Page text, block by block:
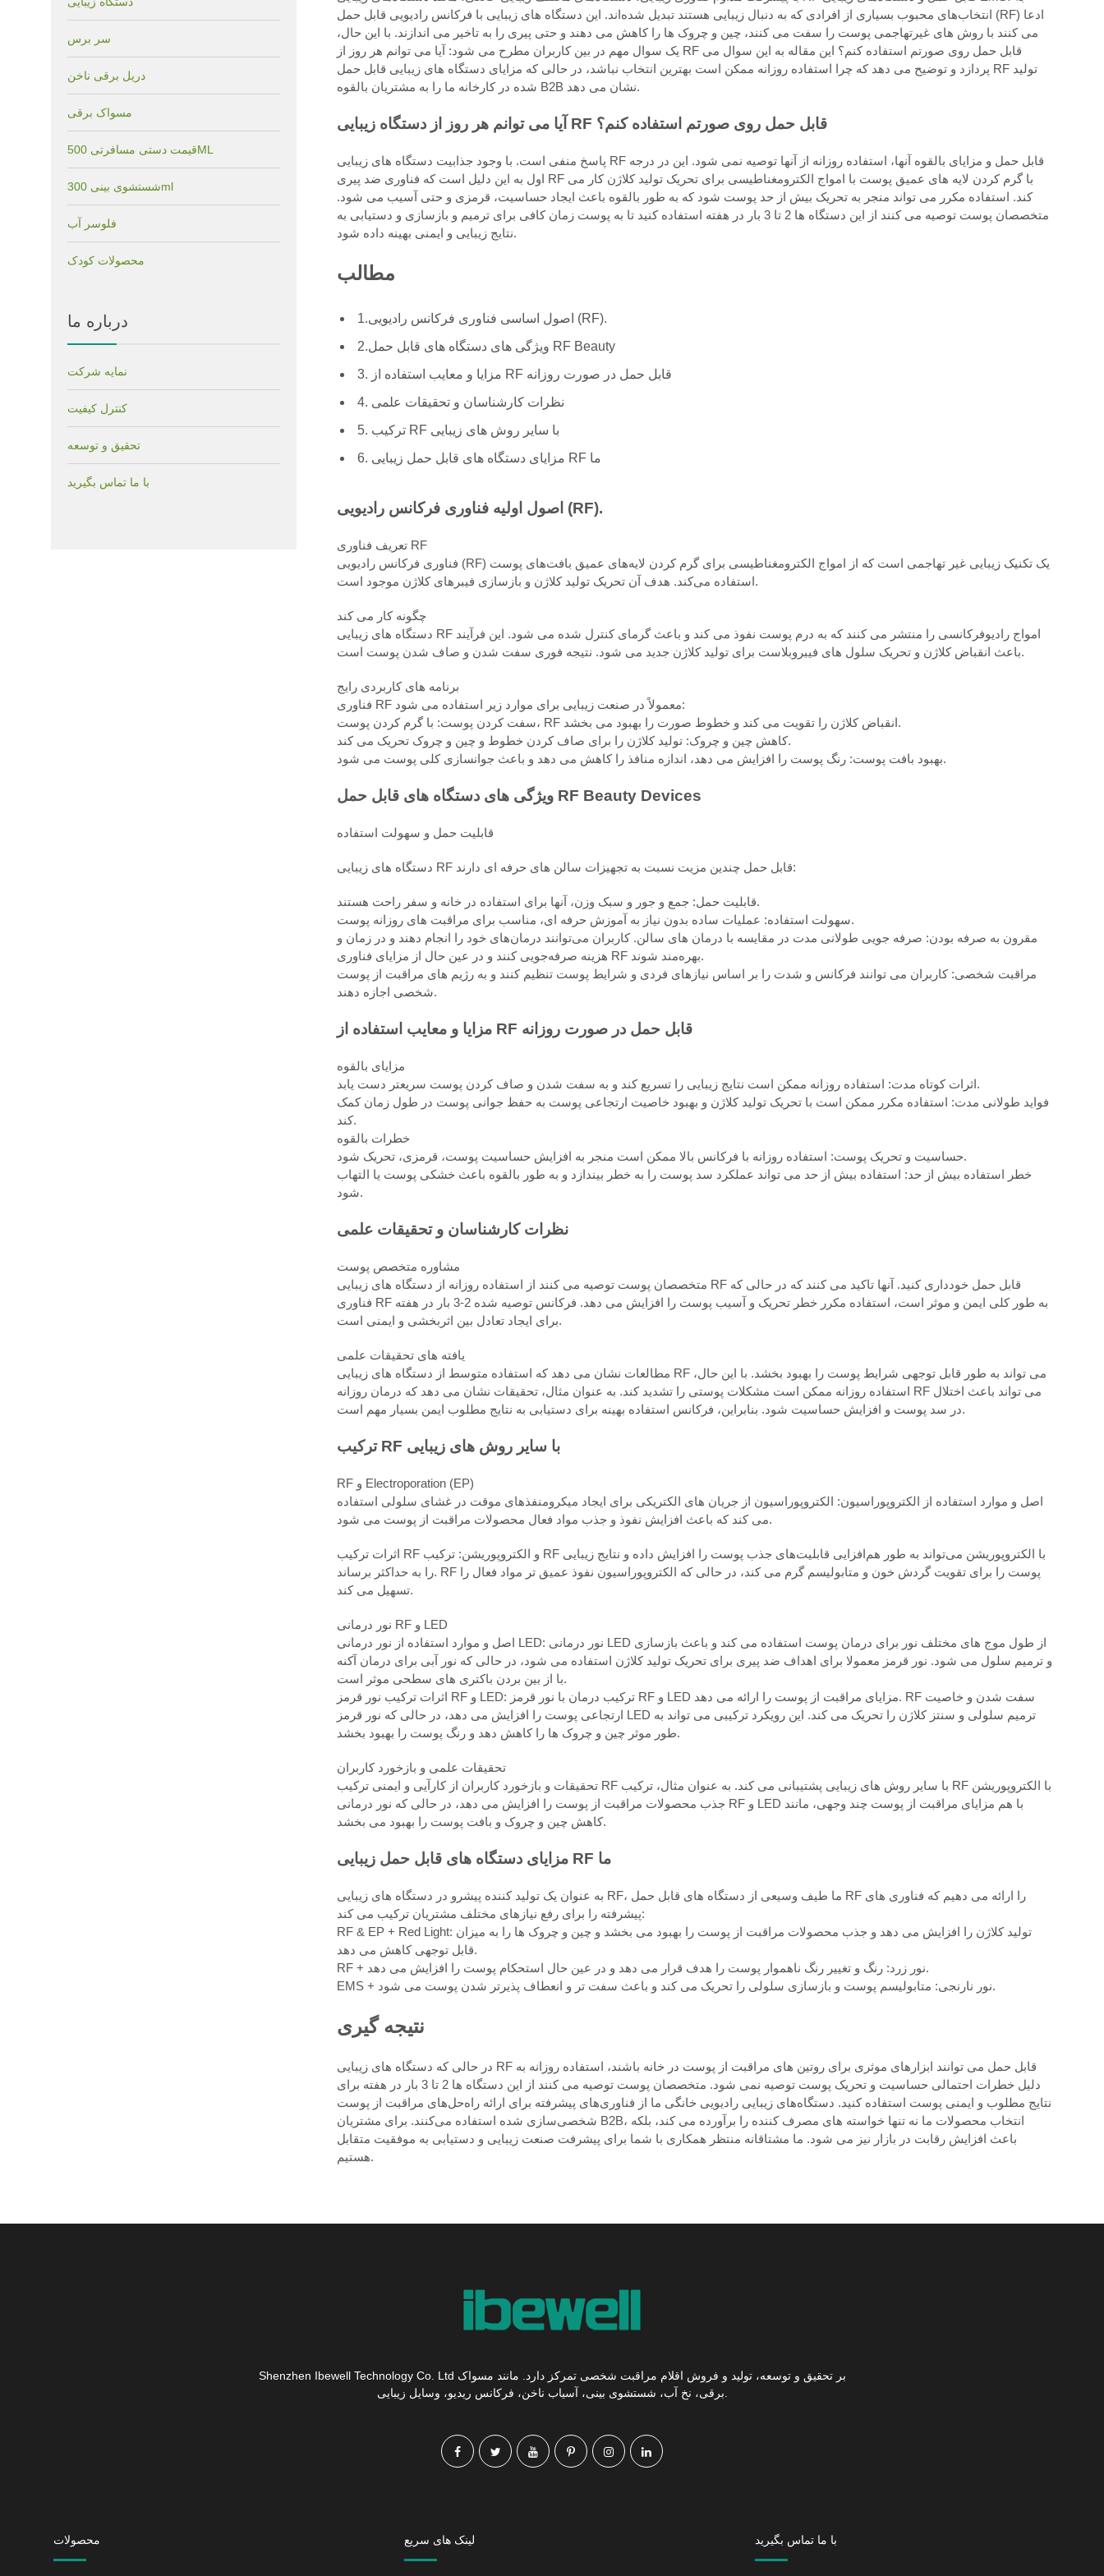
انتخاب‌های محبوب بسیاری از افرادی که به دنبال زیبایی هستند تبدیل شده‌اند. این دستگاه های زیبایی با فرکانس رادیویی قابل حمل (RF) ادعا
می کنند با روش های غیرتهاجمی پوست را سفت می کنند، چین و چروک ها را کاهش می دهند و حتی پیری را به تاخیر می اندازند. با این حال،
یک سوال مهم در بین کاربران مطرح می شود: آیا می توانم هر روز از RF قابل حمل روی صورتم استفاده کنم؟ این مقاله به این سوال می
پردازد و توضیح می دهد که چرا استفاده روزانه ممکن است بهترین انتخاب نباشد، در حالی که مزایای دستگاه های زیبایی قابل حمل RF تولید
شده در کارخانه ما را به مشتریان بالقوه B2B نشان می دهد.
آیا می توانم هر روز از دستگاه زیبایی RF قابل حمل روی صورتم استفاده کنم؟
پاسخ منفی است. با وجود جذابیت دستگاه های زیبایی RF قابل حمل و مزایای بالقوه آنها، استفاده روزانه از آنها توصیه نمی شود. این در درجه
اول به این دلیل است که فناوری ضد پیری RF با گرم کردن لایه های عمیق پوست با امواج الکترومغناطیسی برای تحریک تولید کلاژن کار می
کند. استفاده مکرر می تواند منجر به تحریک بیش از حد پوست شود که به طور بالقوه باعث ایجاد حساسیت، قرمزی و حتی آسیب می شود.
متخصصان پوست توصیه می کنند از این دستگاه ها 2 تا 3 بار در هفته استفاده کنید تا به پوست زمان کافی برای ترمیم و بازسازی و دستیابی به
نتایج زیبایی و ایمنی بهینه داده شود.
مطالب
1.اصول اساسی فناوری فرکانس رادیویی (RF).
2.ویژگی های دستگاه های قابل حمل RF Beauty
3. مزایا و معایب استفاده از RF قابل حمل در صورت روزانه
4. نظرات کارشناسان و تحقیقات علمی
5. ترکیب RF با سایر روش های زیبایی
6. مزایای دستگاه های قابل حمل زیبایی RF ما
اصول اولیه فناوری فرکانس رادیویی (RF).
تعریف فناوری RF
فناوری فرکانس رادیویی (RF) یک تکنیک زیبایی غیر تهاجمی است که از امواج الکترومغناطیسی برای گرم کردن لایه‌های عمیق بافت‌های پوست
استفاده می‌کند. هدف آن تحریک تولید کلاژن و بازسازی فیبرهای کلاژن موجود است.
چگونه کار می کند
دستگاه های زیبایی RF امواج رادیوفرکانسی را منتشر می کنند که به درم پوست نفوذ می کند و باعث گرمای کنترل شده می شود. این فرآیند
باعث انقباض کلاژن و تحریک سلول های فیبروبلاست برای تولید کلاژن جدید می شود. نتیجه فوری سفت شدن و صاف شدن پوست است.
برنامه های کاربردی رایج
فناوری RF معمولاً در صنعت زیبایی برای موارد زیر استفاده می شود:
سفت کردن پوست: با گرم کردن پوست، RF انقباض کلاژن را تقویت می کند و خطوط صورت را بهبود می بخشد.
کاهش چین و چروک: تولید کلاژن را برای صاف کردن خطوط و چین و چروک تحریک می کند.
بهبود بافت پوست: رنگ پوست را افزایش می دهد، اندازه منافذ را کاهش می دهد و باعث جوانسازی کلی پوست می شود.
ویژگی های دستگاه های قابل حمل RF Beauty Devices
قابلیت حمل و سهولت استفاده
دستگاه های زیبایی RF قابل حمل چندین مزیت نسبت به تجهیزات سالن های حرفه ای دارند:
قابلیت حمل: جمع و جور و سبک وزن، آنها برای استفاده در خانه و سفر راحت هستند.
سهولت استفاده: عملیات ساده بدون نیاز به آموزش حرفه ای، مناسب برای مراقبت های روزانه پوست.
مقرون به صرفه بودن: صرفه جویی طولانی مدت در مقایسه با درمان های سالن. کاربران می‌توانند درمان‌های خود را انجام دهند و در زمان و
هزینه صرفه‌جویی کنند و در عین حال از مزایای فناوری RF بهره‌مند شوند.
مراقبت شخصی: کاربران می توانند فرکانس و شدت را بر اساس نیازهای فردی و شرایط پوست تنظیم کنند و به رژیم های مراقبت از پوست
شخصی اجازه دهند.
مزایا و معایب استفاده از RF قابل حمل در صورت روزانه
مزایای بالقوه
اثرات کوتاه مدت: استفاده روزانه ممکن است نتایج زیبایی را تسریع کند و به سفت شدن و صاف کردن پوست سریعتر دست یابد.
فواید طولانی مدت: استفاده مکرر ممکن است با تحریک تولید کلاژن و بهبود خاصیت ارتجاعی پوست به حفظ جوانی پوست در طول زمان کمک
کند.
خطرات بالقوه
حساسیت و تحریک پوست: استفاده روزانه با فرکانس بالا ممکن است منجر به افزایش حساسیت پوست، قرمزی، تحریک شود.
خطر استفاده بیش از حد: استفاده بیش از حد می تواند عملکرد سد پوست را به خطر بیندازد و به طور بالقوه باعث خشکی پوست یا التهاب
شود.
نظرات کارشناسان و تحقیقات علمی
مشاوره متخصص پوست
متخصصان پوست توصیه می کنند از استفاده روزانه از دستگاه های زیبایی RF قابل حمل خودداری کنید. آنها تاکید می کنند که در حالی که
فناوری RF به طور کلی ایمن و موثر است، استفاده مکرر خطر تحریک و آسیب پوست را افزایش می دهد. فرکانس توصیه شده 2-3 بار در هفته
برای ایجاد تعادل بین اثربخشی و ایمنی است.
یافته های تحقیقات علمی
مطالعات نشان می دهد که استفاده متوسط از دستگاه های زیبایی RF می تواند به طور قابل توجهی شرایط پوست را بهبود بخشد. با این حال،
استفاده روزانه ممکن است مشکلات پوستی را تشدید کند. به عنوان مثال، تحقیقات نشان می دهد که درمان روزانه RF می تواند باعث اختلال
در سد پوست و افزایش حساسیت شود. بنابراین، فرکانس استفاده بهینه برای دستیابی به نتایج مطلوب ایمن بسیار مهم است.
ترکیب RF با سایر روش های زیبایی
RF و Electroporation (EP)
اصل و موارد استفاده از الکتروپوراسیون: الکتروپوراسیون از جریان های الکتریکی برای ایجاد میکرومنفذهای موقت در غشای سلولی استفاده
می کند که باعث افزایش نفوذ و جذب مواد فعال محصولات مراقبت از پوست می شود.
اثرات ترکیب RF و الکتروپوریشن: ترکیب RF با الکتروپوریشن می‌تواند به طور هم‌افزایی قابلیت‌های جذب پوست را افزایش داده و نتایج زیبایی
را به حداکثر برساند. RF پوست را برای تقویت گردش خون و متابولیسم گرم می کند، در حالی که الکتروپوراسیون نفوذ عمیق تر مواد فعال را
تسهیل می کند.
نور درمانی RF و LED
اصل و موارد استفاده از نور درمانی LED: نور درمانی LED از طول موج های مختلف نور برای درمان پوست استفاده می کند و باعث بازسازی
و ترمیم سلول می شود. نور قرمز معمولا برای اهداف ضد پیری برای تحریک تولید کلاژن استفاده می شود، در حالی که نور آبی برای درمان آکنه
با از بین بردن باکتری های سطحی موثر است.
اثرات ترکیب نور قرمز RF و LED: ترکیب درمان با نور قرمز RF و LED مزایای مراقبت از پوست را ارائه می دهد. RF سفت شدن و خاصیت
ارتجاعی پوست را افزایش می دهد، در حالی که نور قرمز LED ترمیم سلولی و سنتز کلاژن را تحریک می کند. این رویکرد ترکیبی می تواند به
طور موثر چین و چروک ها را کاهش دهد و رنگ پوست را بهبود بخشد.
تحقیقات علمی و بازخورد کاربران
تحقیقات و بازخورد کاربران از کارآیی و ایمنی ترکیب RF با سایر روش های زیبایی پشتیبانی می کند. به عنوان مثال، ترکیب RF با الکتروپوریشن
جذب محصولات مراقبت از پوست را افزایش می دهد، در حالی که نور درمانی RF و LED با هم مزایای مراقبت از پوست چند وجهی، مانند
کاهش چین و چروک و بافت پوست را بهبود می بخشد.
مزایای دستگاه های قابل حمل زیبایی RF ما
به عنوان یک تولید کننده پیشرو در دستگاه های زیبایی RF، ما طیف وسیعی از دستگاه های قابل حمل RF را ارائه می دهیم که فناوری های
پیشرفته را برای رفع نیازهای مختلف مشتریان ترکیب می کند:
RF & EP + Red Light: تولید کلاژن را افزایش می دهد و جذب محصولات مراقبت از پوست را بهبود می بخشد و چین و چروک ها را به میزان
قابل توجهی کاهش می دهد.
RF + نور زرد: رنگ و تغییر رنگ ناهموار پوست را هدف قرار می دهد و در عین حال استحکام پوست را افزایش می دهد.
EMS + نور نارنجی: متابولیسم پوست و بازسازی سلولی را تحریک می کند و باعث سفت تر و انعطاف پذیرتر شدن پوست می شود.
نتیجه گیری
در حالی که دستگاه های زیبایی RF قابل حمل می توانند ابزارهای موثری برای روتین های مراقبت از پوست در خانه باشند، استفاده روزانه به
دلیل خطرات احتمالی حساسیت و تحریک پوست توصیه نمی شود. متخصصان پوست توصیه می کنند از این دستگاه ها 2 تا 3 بار در هفته برای
نتایج مطلوب و ایمنی پوست استفاده کنید. دستگاه‌های زیبایی رادیویی خانگی ما از فناوری‌های پیشرفته برای ارائه راه‌حل‌های مراقبت از پوست
شخصی‌سازی شده استفاده می‌کنند. برای مشتریان B2B، انتخاب محصولات ما نه تنها خواسته های مصرف کننده را برآورده می کند، بلکه
باعث افزایش رقابت در بازار نیز می شود. ما مشتاقانه منتظر همکاری با شما برای پیشرفت صنعت زیبایی و دستیابی به موفقیت متقابل
هستیم.
سر برس
دریل برقی ناخن
مسواک برقی
قیمت دستی مسافرتی 500ML
شستشوی بینی 300ml
فلوسر آب
محصولات کودک
درباره ما
نمایه شرکت
کنترل کیفیت
تحقیق و توسعه
با ما تماس بگیرید
Shenzhen Ibewell Technology Co. Ltd بر تحقیق و توسعه، تولید و فروش اقلام مراقبت شخصی تمرکز دارد. مانند مسواک
محصولات لینک های سریع با ما تماس بگیرید